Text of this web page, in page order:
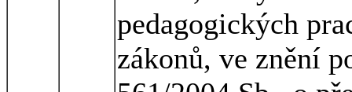
pedagogických
zákonů, ve znění